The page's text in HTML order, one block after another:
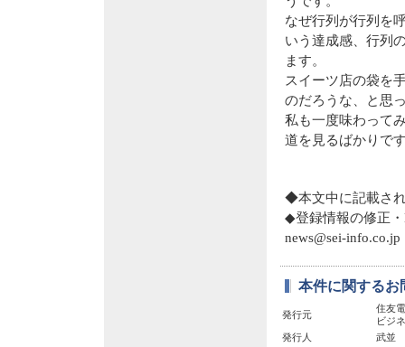
なぜ行列が行列を
いう達成感、行列
ます。
スイーツ店の袋を
のだろうな、と思
私も一度味わって
道を見るばかりで
◆本文中に記載さ
◆登録情報の修正
news@sei-info.co.jp
本件に関するお
発行元
住友
ビジ
発行人
武並